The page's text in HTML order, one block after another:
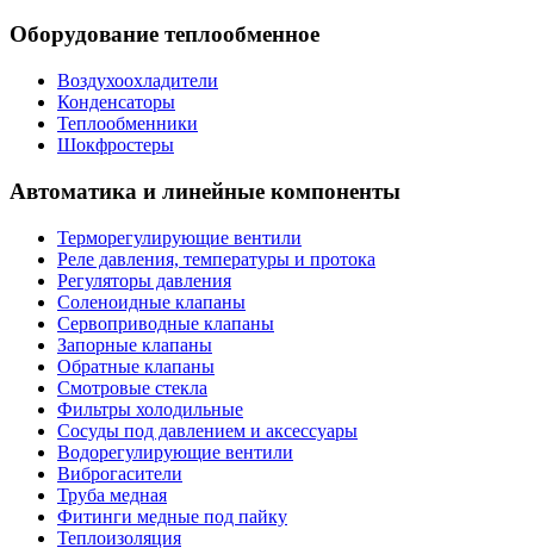
Оборудование теплообменное
Воздухоохладители
Конденсаторы
Теплообменники
Шокфростеры
Автоматика и линейные компоненты
Терморегулирующие вентили
Реле давления, температуры и протока
Регуляторы давления
Соленоидные клапаны
Сервоприводные клапаны
Запорные клапаны
Обратные клапаны
Смотровые стекла
Фильтры холодильные
Сосуды под давлением и аксессуары
Водорегулирующие вентили
Виброгасители
Труба медная
Фитинги медные под пайку
Теплоизоляция